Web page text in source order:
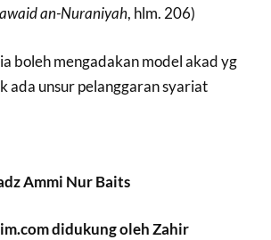
an-Nuraniyah, hlm. 206)
boleh mengadakan model akad yg
ada unsur pelanggaran syariat
Ammi Nur Baits
didukung oleh Zahir